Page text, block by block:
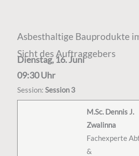
Asbesthaltige Bauprodukte
Sicht des Auftraggebers
M.Sc. Dennis J.
Zwalinna
Fachexperte
&
Dienstag, 16. Juni
09:30 Uhr
Session: Session 3